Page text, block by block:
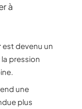
à
est devenu un
pression
une
plus